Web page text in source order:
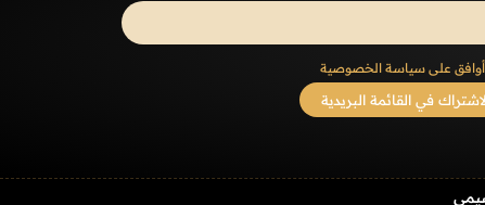
أوافق على سياسة الخصوصية